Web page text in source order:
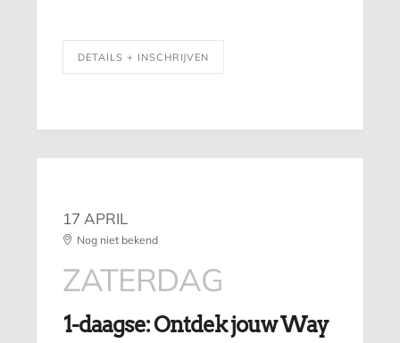
DETAILS + INSCHRIJVEN
17 APRIL
Nog niet bekend
ZATERDAG
1-daagse: Ontdek jouw Way